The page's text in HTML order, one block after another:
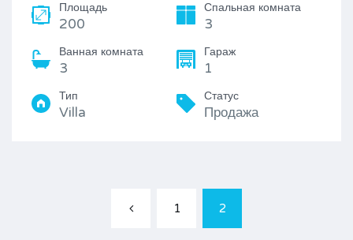
Площадь
200
Спальная комната
3
Ванная комната
3
Гараж
1
Тип
Villa
Статус
Продажа
1 2